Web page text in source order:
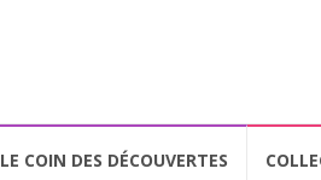
LE COIN DES DÉCOUVERTES